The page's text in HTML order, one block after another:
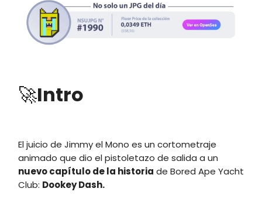
🚀Intro
El juicio de Jimmy el Mono es un cortometraje
animado que dio el pistoletazo de salida a un
nuevo capítulo de la historia de Bored Ape Yacht
Club: Dookey Dash.